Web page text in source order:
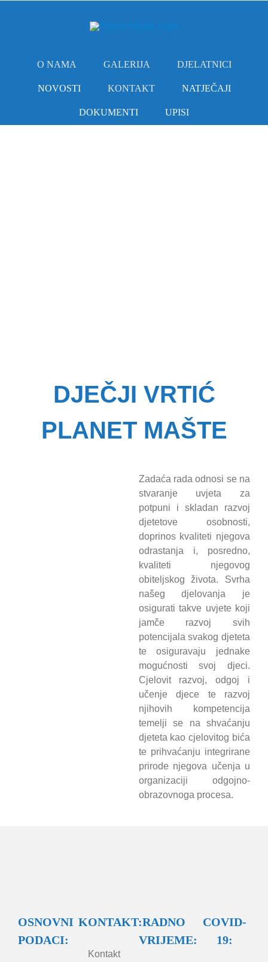
O NAMA GALERIJA DJELATNICI
NOVOSTI KONTAKT NATJEČAJI
DOKUMENTI UPISI
DJEČJI VRTIĆ
PLANET MAŠTE
Zadaća rada odnosi se na
stvaranje uvjeta za
potpuni i skladan razvoj
djetetove osobnosti,
doprinos kvaliteti njegova
odrastanja i, posredno,
kvaliteti njegovog
obiteljskog života. Svrha
našeg djelovanja je
osigurati takve uvjete koji
jamče razvoj svih
potencijala svakog djeteta
te osiguravaju jednake
mogućnosti svoj djeci.
Cjelovit razvoj, odgoj i
učenje djece te razvoj
njihovih kompetencija
temelji se na shvaćanju
djeteta kao cjelovitog bića
te prihvaćanju integrirane
prirode njegova učenja u
organizaciji odgojno-
obrazovnoga procesa.
OSNOVNI
PODACI:
KONTAKT:
Kontakt
RADNO
VRIJEME:
COVID-
19: